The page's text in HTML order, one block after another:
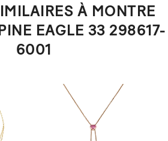
À MONTRE
EAGLE 33 298617-
6001